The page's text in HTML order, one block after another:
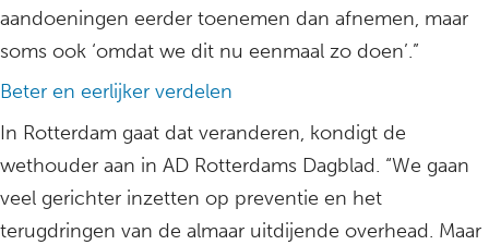
aandoeningen eerder toenemen dan afnemen, maar
soms ook ‘omdat we dit nu eenmaal zo doen’.”
Beter en eerlijker verdelen
In Rotterdam gaat dat veranderen, kondigt de
wethouder aan in AD Rotterdams Dagblad. “We gaan
veel gerichter inzetten op preventie en het
terugdringen van de almaar uitdijende overhead. Maar